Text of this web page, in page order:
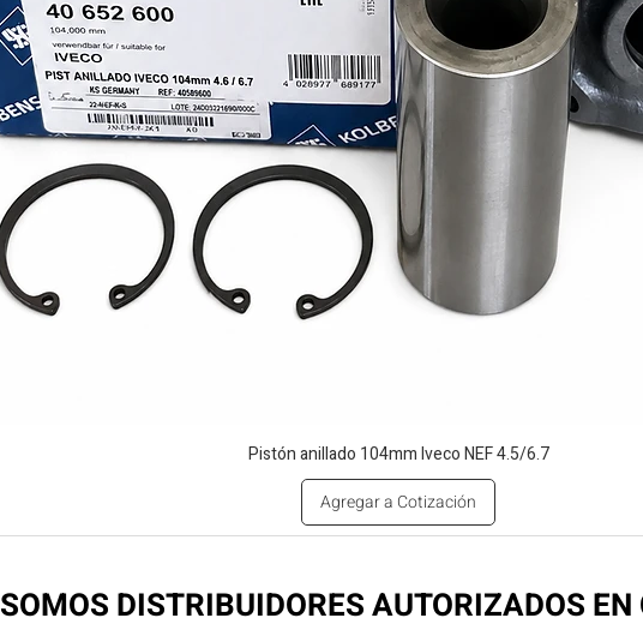
Pistón anillado 104mm Iveco NEF 4.5/6.7
Agregar a Cotización
SOMOS DISTRIBUIDORES AUTORIZADOS